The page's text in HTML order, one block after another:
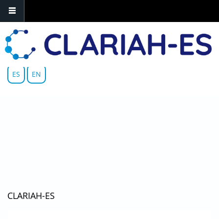
ES EN
CLARIAH-ES